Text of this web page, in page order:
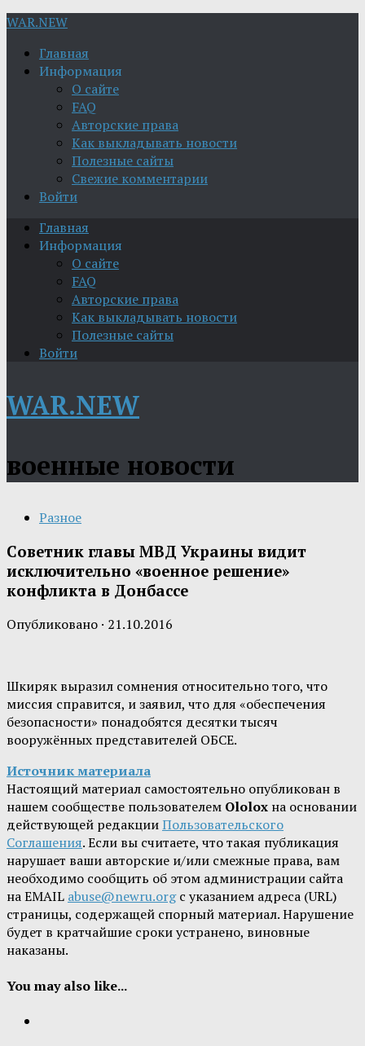
WAR.NEW
Главная
Информация
О сайте
FAQ
Авторские права
Как выкладывать новости
Полезные сайты
Свежие комментарии
Войти
Главная
Информация
О сайте
FAQ
Авторские права
Как выкладывать новости
Полезные сайты
Войти
WAR.NEW
военные новости
Разное
Советник главы МВД Украины видит
исключительно «военное решение»
конфликта в Донбассе
Опубликовано · 21.10.2016
Шкиряк выразил сомнения относительно того, что
миссия справится, и заявил, что для «обеспечения
безопасности» понадобятся десятки тысяч
вооружённых представителей ОБСЕ.
Источник материала
Настоящий материал самостоятельно опубликован в
нашем сообществе пользователем Ololox на основании
действующей редакцииПользовательского
Соглашения. Если вы считаете, что такая публикация
нарушает ваши авторские и/или смежные права, вам
необходимо сообщить об этом администрации сайта
на EMAIL abuse@newru.orgс указанием адреса (URL)
страницы, содержащей спорный материал. Нарушение
будет в кратчайшие сроки устранено, виновные
наказаны.
You may also like...